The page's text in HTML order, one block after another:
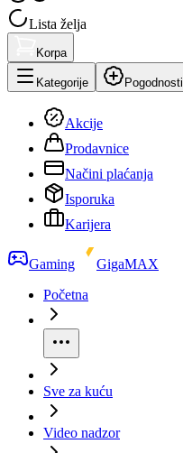
Lista želja
Korpa
Kategorije Pogodnosti
Akcije
Prodavnice
Načini plaćanja
Isporuka
Karijera
Gaming
GigaMAX
Početna
Sve za kuću
Video nadzor